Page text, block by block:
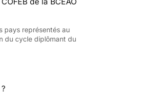
pays représentés au
du cycle diplômant du